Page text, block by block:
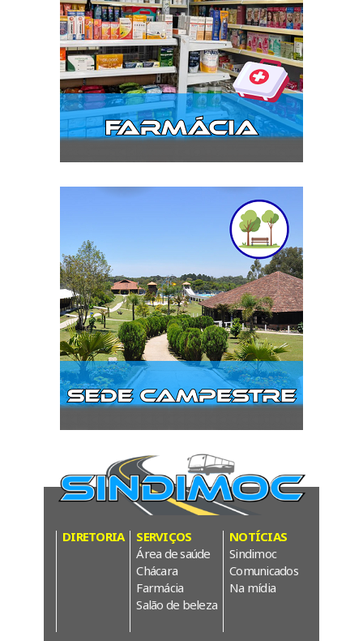
DIRETORIA
SERVIÇOS
Área de saúde
Chácara
Farmácia
Salão de beleza
NOTÍCIAS
Sindimoc
Comunicados
Na mídia